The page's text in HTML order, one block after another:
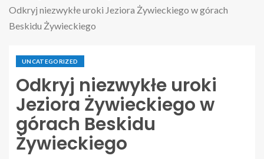
Odkryj niezwykłe uroki Jeziora Żywieckiego w górach
Beskidu Żywieckiego
UNCATEGORIZED
Odkryj niezwykłe uroki
Jeziora Żywieckiego w
górach Beskidu
Żywieckiego